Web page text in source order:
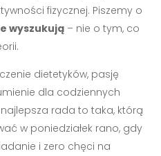
fizycznej. Piszemy o
wyszukują – nie o tym, co
dietetyków, pasję
dla codziennych
rada to taka, którą
w poniedziałek rano, gdy
i zero chęci na